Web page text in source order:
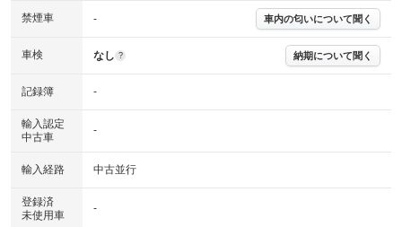
禁煙車 - 車内の匂いについて聞く
車検 なし ? 納期について聞く
記録簿 -
輸入認定
中古車
-
輸入経路 中古並行
登録済
未使用車
-